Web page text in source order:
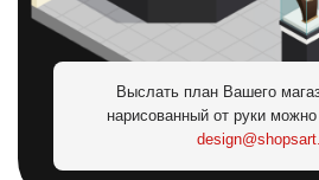
Выслать план Вашего
нарисованный от руки